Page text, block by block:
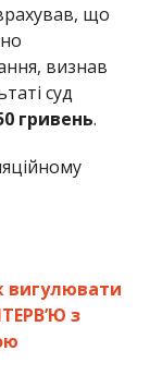
що
визнав
суд
гривень.
вигулювати
з